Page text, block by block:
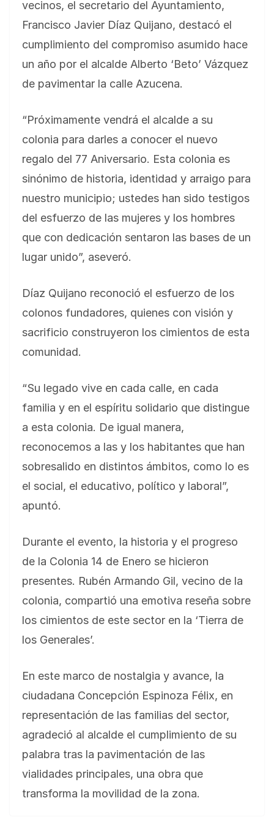
vecinos, el secretario del Ayuntamiento,
Francisco Javier Díaz Quijano, destacó el
cumplimiento del compromiso asumido hace
un año por el alcalde Alberto ‘Beto’ Vázquez
de pavimentar la calle Azucena.
“Próximamente vendrá el alcalde a su
colonia para darles a conocer el nuevo
regalo del 77 Aniversario. Esta colonia es
sinónimo de historia, identidad y arraigo para
nuestro municipio; ustedes han sido testigos
del esfuerzo de las mujeres y los hombres
que con dedicación sentaron las bases de un
lugar unido”, aseveró.
Díaz Quijano reconoció el esfuerzo de los
colonos fundadores, quienes con visión y
sacrificio construyeron los cimientos de esta
comunidad.
“Su legado vive en cada calle, en cada
familia y en el espíritu solidario que distingue
a esta colonia. De igual manera,
reconocemos a las y los habitantes que han
sobresalido en distintos ámbitos, como lo es
el social, el educativo, político y laboral”,
apuntó.
Durante el evento, la historia y el progreso
de la Colonia 14 de Enero se hicieron
presentes. Rubén Armando Gil, vecino de la
colonia, compartió una emotiva reseña sobre
los cimientos de este sector en la ‘Tierra de
los Generales’.
En este marco de nostalgia y avance, la
ciudadana Concepción Espinoza Félix, en
representación de las familias del sector,
agradeció al alcalde el cumplimiento de su
palabra tras la pavimentación de las
vialidades principales, una obra que
transforma la movilidad de la zona.